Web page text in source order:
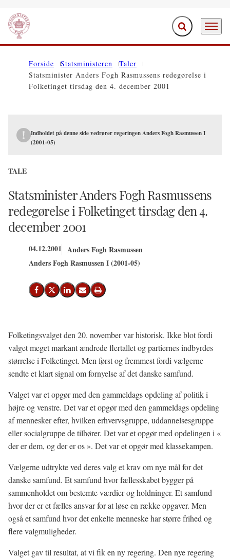
Gå til forsiden Fold søgefelt ud
Menu
Forside Statsministeren
Taler
Statsminister Anders Fogh Rasmussens redegørelse i
Folketinget tirsdag den 4. december 2001
Indholdet på denne side vedrører regeringen Anders Fogh Rasmussen I
(2001-05)
TALE
Statsminister Anders Fogh Rasmussens
redegørelse i Folketinget tirsdag den 4.
december 2001
04.12.2001 Anders Fogh Rasmussen
Anders Fogh Rasmussen I (2001-05)
Del på Facebook
Del på X (Twitter)
Del på LinkedIn
Send email
Print
Folketingsvalget den 20. november var historisk. Ikke blot fordi
valget meget markant ændrede flertallet og partiernes indbyrdes
størrelse i Folketinget. Men først og fremmest fordi vælgerne
sendte et klart signal om fornyelse af det danske samfund.
Valget var et opgør med den gammeldags opdeling af politik i
højre og venstre. Det var et opgør med den gammeldags opdeling
af mennesker efter, hvilken erhvervsgruppe, uddannelsesgruppe
eller socialgruppe de tilhører. Det var et opgør med opdelingen i «
der er dem, og der er os ». Det var et opgør med klassekampen.
Vælgerne udtrykte ved deres valg et krav om nye mål for det
danske samfund. Et samfund hvor fællesskabet bygger på
sammenholdet om bestemte værdier og holdninger. Et samfund
hvor der er et fælles ansvar for at løse en række opgaver. Men
også et samfund hvor det enkelte menneske har større frihed og
flere valgmuligheder.
Valget gav til resultat, at vi fik en ny regering. Den nye regering